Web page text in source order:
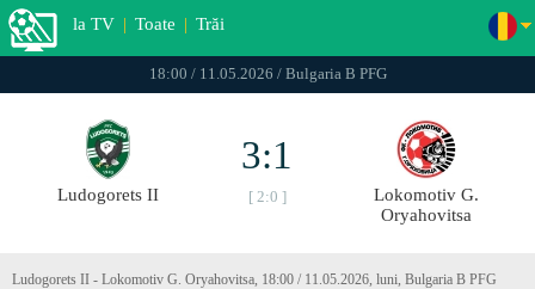
la TV | Toate | Trăi
18:00 / 11.05.2026 / Bulgaria B PFG
Ludogorets II
3:1
[ 2:0 ]
Lokomotiv G.
Oryahovitsa
Ludogorets II - Lokomotiv G. Oryahovitsa, 18:00 / 11.05.2026, luni, Bulgaria B PFG